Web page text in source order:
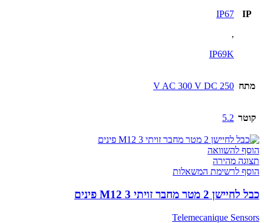
IP
IP67
,
IP69K
מתח 250 V AC 300 V DC
קוטר 5.2
הוסף להשוואה
תצוגה מהירה
הוסף לרשימת המשאלות
כבל לחיישן 2 מטר מחבר זויתי M12 3 פינים
Telemecanique Sensors